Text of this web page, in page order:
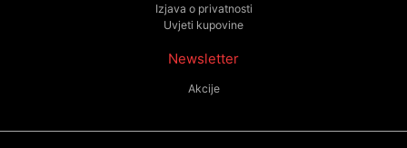
Izjava o privatnosti
Uvjeti kupovine
Newsletter
Akcije